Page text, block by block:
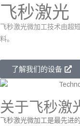
飞秒激光
飞秒激光微加工技术由超
料。
了解我们的设备
关于飞秒激
飞秒激光微加工是最先进